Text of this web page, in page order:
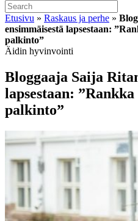
Etusivu » Raskaus ja perhe »
ensimmäisestä lapsestaan:
palkinto”
Äidin hyvinvointi
Bloggaaja Saija
lapsestaan:
palkinto”